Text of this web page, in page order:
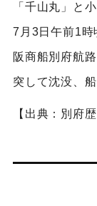
「千山丸」と
7月3日午前1時
阪商船別府航
突して沈没、
【出典：別府